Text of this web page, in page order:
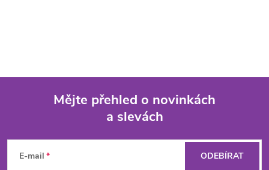
Mějte přehled o novinkách
a slevách
E-mail ODEBÍRAT